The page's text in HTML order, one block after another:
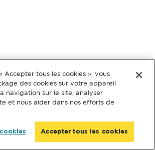
Accepter tous les cookies », vous
des cookies sur votre appareil
navigation sur le site, analyser
et nous aider dans nos efforts de
Accepter tous les cookies